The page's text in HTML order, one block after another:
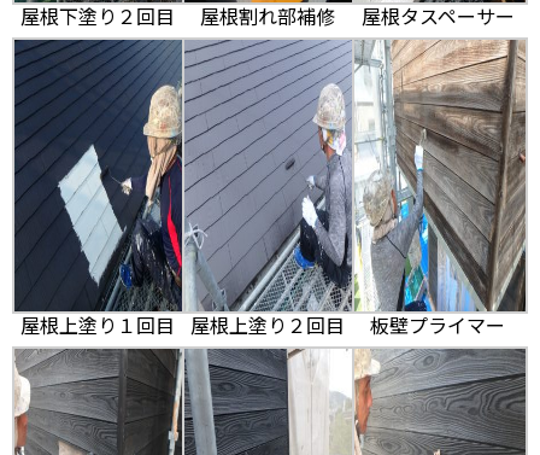
屋根下塗り２回目 屋根割れ部補修 屋根タスペーサー
屋根上塗り１回目 屋根上塗り２回目 板壁プライマー